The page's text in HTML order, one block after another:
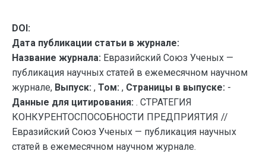
DOI:
Дата публикации статьи в журнале:
Название журнала: Евразийский Союз Ученых —
публикация научных статей в ежемесячном научном
журнале, Выпуск: , Том: , Страницы в выпуске: -
Данные для цитирования: . СТРАТЕГИЯ
КОНКУРЕНТОСПОСОБНОСТИ ПРЕДПРИЯТИЯ //
Евразийский Союз Ученых — публикация научных
статей в ежемесячном научном журнале.